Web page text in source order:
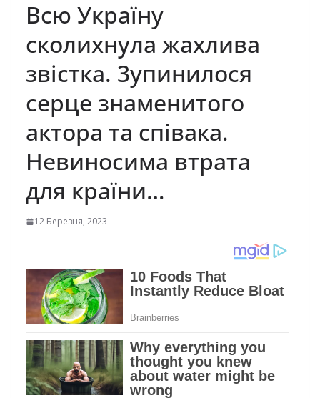
Всю Україну
сколихнула жахлива
звістка. 3упинилося
серце знаменитого
актора та співака.
Невиносима втрата
для країни…
12 Березня, 2023